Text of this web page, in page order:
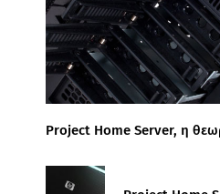
Project Home Server, η